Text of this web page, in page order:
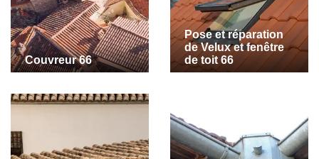
Couvreur 66
Pose et réparation
de Velux et fenêtre
de toit 66